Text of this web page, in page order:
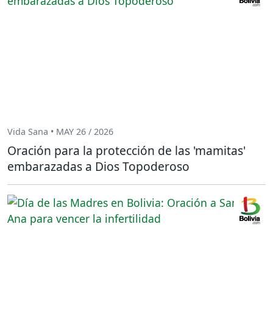
Vida Sana • MAY 26 / 2026
Oración para la protección de las 'mamitas'
embarazadas a Dios Topoderoso